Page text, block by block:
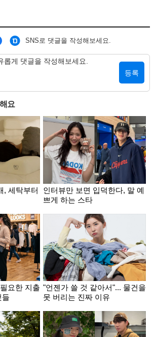
SNS로 댓글을 작성해보세요.
등록
요
, 세탁부터
인터뷰만 보면 입덕한다, 말 예
쁘게 하는 스타
요한 지출
들
"언젠가 쓸 것 같아서"... 물건을
못 버리는 진짜 이유